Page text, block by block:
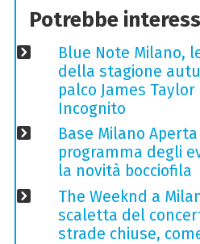
Potrebbe
Blue Note Milano,
della stagione
palco James
Incognito
Base Milano
programma degli
la novità bocciofila
The Weeknd a
scaletta del
strade chiuse,